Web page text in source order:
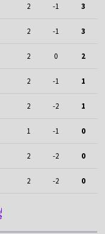
2 -1 3
2 -1 3
2 0 2
2 -1 1
2 -2 1
1 -1 0
2 -2 0
2 -2 0